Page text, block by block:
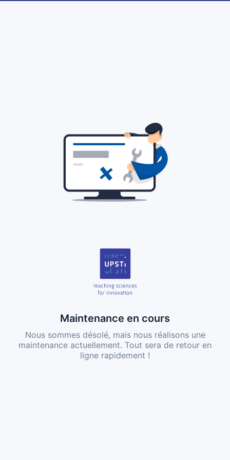
Maintenance en cours
Nous sommes désolé, mais nous réalisons une
maintenance actuellement. Tout sera de retour en
ligne rapidement !